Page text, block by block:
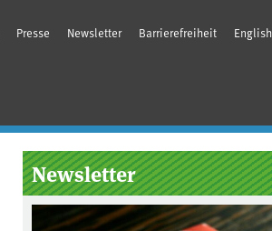
Presse Newsletter Barrierefreiheit English
Seitenleiste
Newsletter